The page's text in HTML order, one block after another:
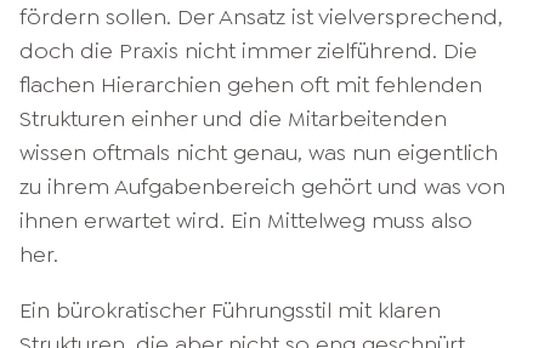
fördern sollen. Der Ansatz ist vielversprechend,
doch die Praxis nicht immer zielführend. Die
flachen Hierarchien gehen oft mit fehlenden
Strukturen einher und die Mitarbeitenden
wissen oftmals nicht genau, was nun eigentlich
zu ihrem Aufgabenbereich gehört und was von
ihnen erwartet wird. Ein Mittelweg muss also
her.
Ein bürokratischer Führungsstil mit klaren